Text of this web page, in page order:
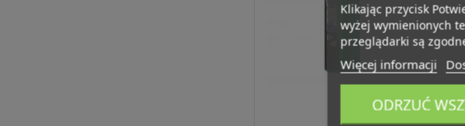
Klikając przycisk
wyżej wymienionych
przeglądarki są
Więcej informacji
ODRZUĆ